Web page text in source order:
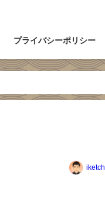
プライバシーポリシー
iketch